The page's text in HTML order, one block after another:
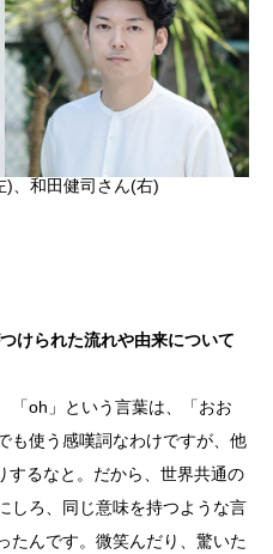
)、和田健司さん(右)
られた流れや由来について
「oh」という言葉は、「おお
も使う感嘆詞なわけですが、他
するなと。だから、世界共通の
しろ、同じ意味を持つような言
たんです。微笑んだり、驚いた